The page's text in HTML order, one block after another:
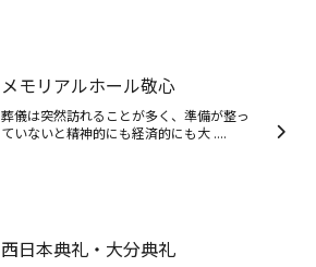
メモリアルホール敬心
葬儀は突然訪れることが多く、準備が整っ
ていないと精神的にも経済的にも大 ....
西日本典礼・大分典礼